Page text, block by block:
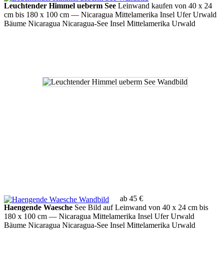
Leuchtender Himmel ueberm See Leinwand kaufen von 40 x 24
cm bis 180 x 100 cm — Nicaragua Mittelamerika Insel Ufer Urwald
Bäume Nicaragua Nicaragua-See Insel Mittelamerika Urwald
ab 45 €
Haengende Waesche See Bild auf Leinwand von 40 x 24 cm bis
180 x 100 cm — Nicaragua Mittelamerika Insel Ufer Urwald
Bäume Nicaragua Nicaragua-See Insel Mittelamerika Urwald